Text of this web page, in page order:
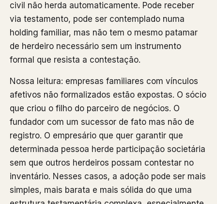
civil não herda automaticamente. Pode receber
via testamento, pode ser contemplado numa
holding familiar, mas não tem o mesmo patamar
de herdeiro necessário sem um instrumento
formal que resista a contestação.
Nossa leitura: empresas familiares com vínculos
afetivos não formalizados estão expostas. O sócio
que criou o filho do parceiro de negócios. O
fundador com um sucessor de fato mas não de
registro. O empresário que quer garantir que
determinada pessoa herde participação societária
sem que outros herdeiros possam contestar no
inventário. Nesses casos, a adoção pode ser mais
simples, mais barata e mais sólida do que uma